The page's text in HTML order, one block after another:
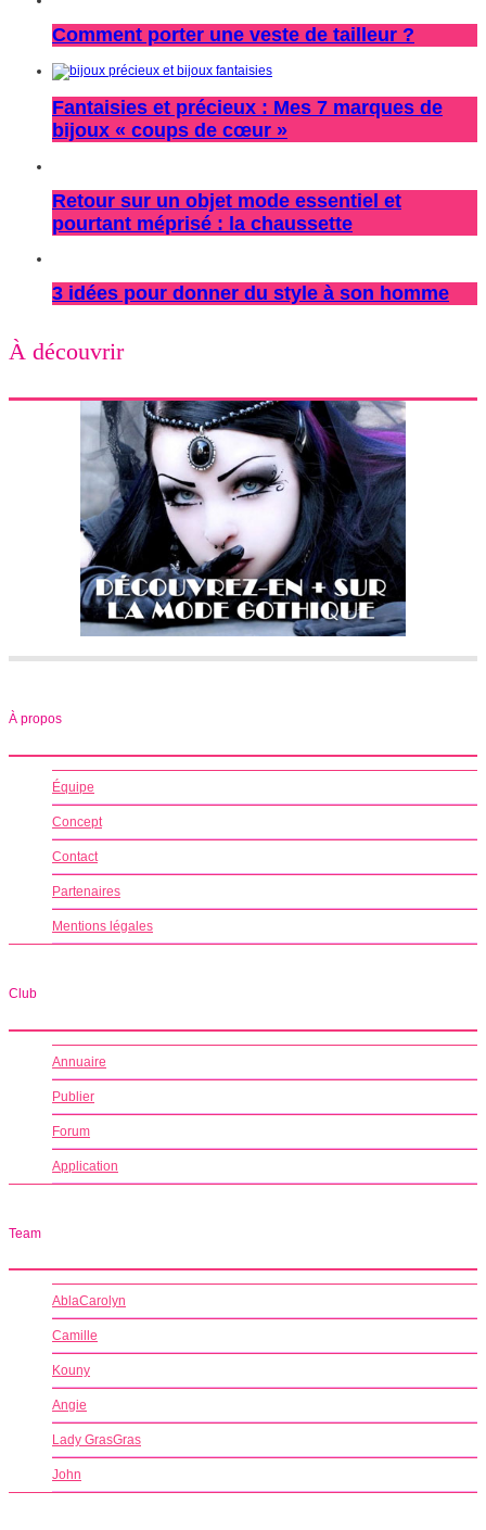
Comment porter une veste de tailleur ?
Fantaisies et précieux : Mes 7 marques de
bijoux « coups de cœur »
Retour sur un objet mode essentiel et
pourtant méprisé : la chaussette
3 idées pour donner du style à son homme
À découvrir
À propos
Équipe
Concept
Contact
Partenaires
Mentions légales
Club
Annuaire
Publier
Forum
Application
Team
AblaCarolyn
Camille
Kouny
Angie
Lady GrasGras
John